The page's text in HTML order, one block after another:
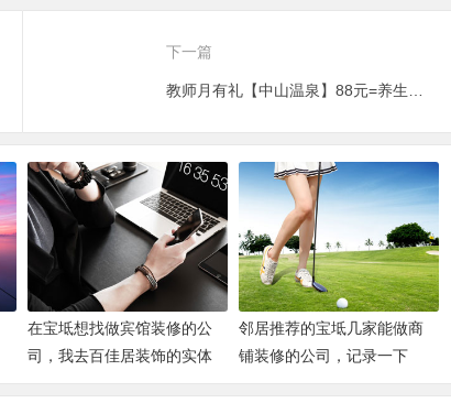
下一篇
在宝坻想找做宾馆装修的公
司，我去百佳居装饰的实体
店了解了一下
邻居推荐的宝坻几家能做商
铺装修的公司，记录一下